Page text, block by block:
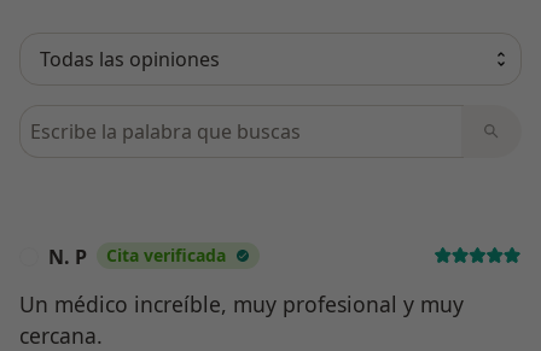
Busca en opiniones
N. P Cita verificada
Un médico increíble, muy profesional y muy
cercana.